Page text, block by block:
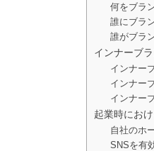
何をブラ
誰にブラ
誰がブラ
インナーブ
インナー
インナー
インナー
起業時にお
自社のホ
SNSを有